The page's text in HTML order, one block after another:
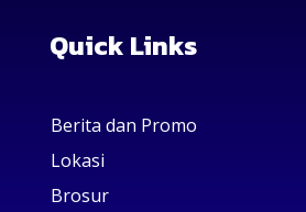
Quick Links
Berita dan Promo
Lokasi
Brosur